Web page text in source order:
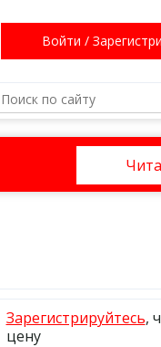
Войти /
Зарегистрируйтесь,
цену